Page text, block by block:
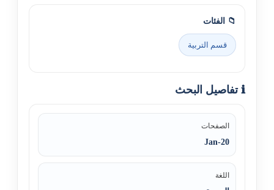
📁 الفئات
قسم التربية
ℹ️ تفاصيل البحث
الصفحات
Jan-20
اللغة